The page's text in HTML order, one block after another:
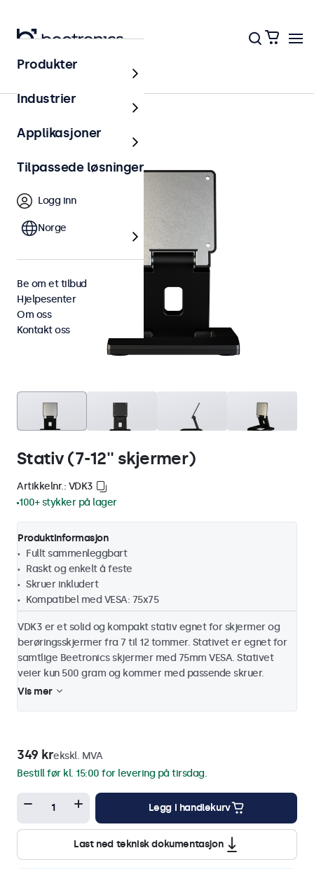
Stativ (7-12'' skjermer)
Artikkelnr.: VDK3
100+ stykker på lager
Produktinformasjon
Fullt sammenleggbart
Raskt og enkelt å feste
Skruer inkludert
Kompatibel med VESA: 75x75
VDK3 er et solid og kompakt stativ egnet for skjermer og
berøringsskjermer fra 7 til 12 tommer. Stativet er egnet for
samtlige Beetronics skjermer med 75mm VESA. Stativet
veier kun 500 gram og kommer med passende skruer.
Vis mer
349 krekskl. MVA
Bestill før kl. 15:00 for levering på tirsdag.
Legg i handlekurv
Last ned teknisk dokumentasjon
Produkter
Industrier
Applikasjoner
Tilpassede løsninger
Logg inn
Norge
Be om et tilbud
Hjelpesenter
Om oss
Kontakt oss